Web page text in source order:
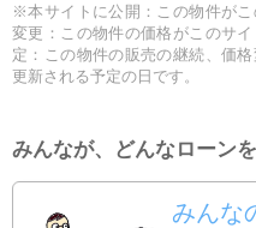
※本サイトに公開：この物件が
変更：この物件の価格がこのサ
定：この物件の販売の継続、価
更新される予定の日です。
みんなが、どんなローン
みんな